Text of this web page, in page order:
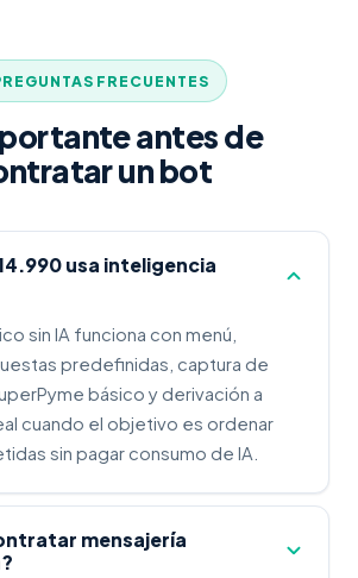
FRECUENTES
antes de
un bot
usa inteligencia
sin IA funciona con menú,
predefinidas, captura de
básico y derivación a
cuando el objetivo es ordenar
sin pagar consumo de IA.
mensajería